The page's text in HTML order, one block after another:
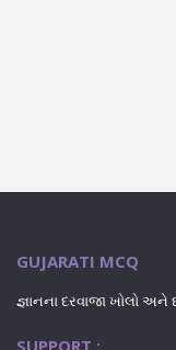
GUJARATI MCQ
જ્ઞાનના દરવાજા ખોલો
SUPPORT :